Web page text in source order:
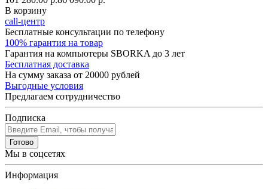
В корзину
call-центр
Бесплатные консультации по телефону
100% гарантия на товар
Гарантия на компьютеры SBORKA до 3 лет
Бесплатная доставка
На сумму заказа от 20000 рублей
Выгодные условия
Предлагаем сотрудничество
Подписка
Готово
Мы в соцсетях
Информация